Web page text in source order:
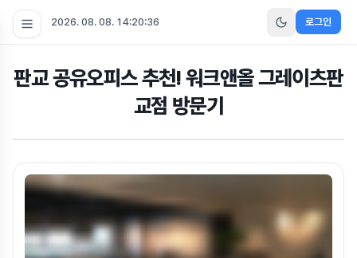
2026. 08. 08. 14:20:37 로그인
판교 공유오피스 추천! 워크앤올 그레이츠판
교점 방문기